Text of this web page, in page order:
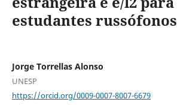
estudantes russófonos
Jorge Torrellas Alonso
UNESP
https://orcid.org/0009-0007-8007-6679